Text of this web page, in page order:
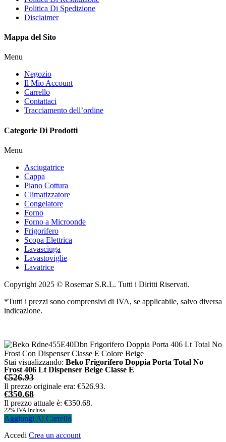
Politica Di Spedizione
Disclaimer
Mappa del Sito
Menu
Negozio
Il Mio Account
Carrello
Contattaci
Tracciamento dell’ordine
Categorie Di Prodotti
Menu
Asciugatrice
Cappa
Piano Cottura
Climatizzatore
Congelatore
Forno
Forno a Microonde
Frigorifero
Scopa Elettrica
Lavasciuga
Lavastoviglie
Lavatrice
Copyright 2025 © Rosemar S.R.L. Tutti i Diritti Riservati.
*Tutti i prezzi sono comprensivi di IVA, se applicabile, salvo diversa
indicazione.
Stai visualizzando: Beko Frigorifero Doppia Porta Total No
Frost 406 Lt Dispenser Beige Classe E
€526.93
Il prezzo originale era: €526.93.
€350.68
Il prezzo attuale è: €350.68.
22% IVA Inclusa
Aggiungi Al Carrello
Accedi Crea un account